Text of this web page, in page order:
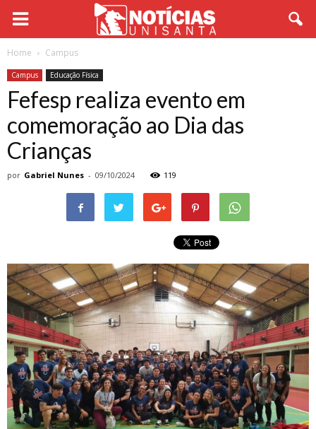
Home Campus
Campus Educação Física
Fefesp realiza evento em
comemoração ao Dia das
Crianças
por Gabriel Nunes - 09/10/2024 119